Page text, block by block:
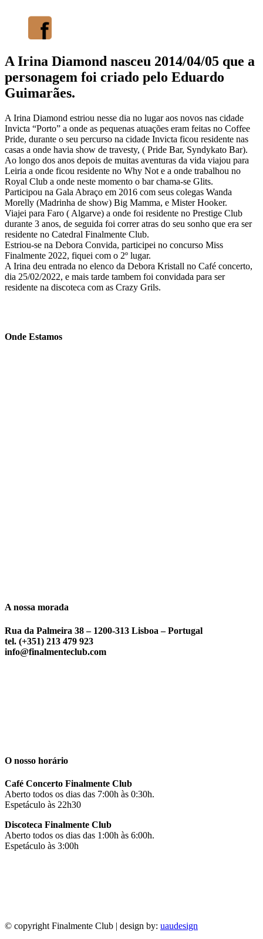
A Irina Diamond nasceu 2014/04/05 que a
personagem foi criado pelo Eduardo
Guimarães.
A Irina Diamond estriou nesse dia no lugar aos novos nas cidade
Invicta “Porto” a onde as pequenas atuações eram feitas no Coffee
Pride, durante o seu percurso na cidade Invicta ficou residente nas
casas a onde havia show de travesty, ( Pride Bar, Syndykato Bar).
Ao longo dos anos depois de muitas aventuras da vida viajou para
Leiria a onde ficou residente no Why Not e a onde trabalhou no
Royal Club a onde neste momento o bar chama-se Glits.
Participou na Gala Abraço em 2016 com seus colegas Wanda
Morelly (Madrinha de show) Big Mamma, e Mister Hooker.
Viajei para Faro ( Algarve) a onde foi residente no Prestige Club
durante 3 anos, de seguida foi correr atras do seu sonho que era ser
residente no Catedral Finalmente Club.
Estriou-se na Debora Convida, participei no concurso Miss
Finalmente 2022, fiquei com o 2º lugar.
A Irina deu entrada no elenco da Debora Kristall no Café concerto,
dia 25/02/2022, e mais tarde tambem foi convidada para ser
residente na discoteca com as Crazy Grils.
Onde Estamos
A nossa morada
Rua da Palmeira 38 – 1200-313 Lisboa – Portugal
tel. (+351) 213 479 923
info@finalmenteclub.com
O nosso horário
Café Concerto Finalmente Club
Aberto todos os dias das 7:00h às 0:30h.
Espetáculo às 22h30
Discoteca Finalmente Club
Aberto todos os dias das 1:00h às 6:00h.
Espetáculo às 3:00h
© copyright Finalmente Club | design by: uaudesign